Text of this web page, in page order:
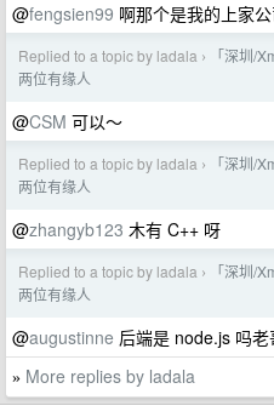
@fengsien99 啊那个是我的上家
Replied to a topic by ladala ›
「深圳/
两位有缘人
@CSM 可以～
Replied to a topic by ladala ›
「深圳/
两位有缘人
@zhangyb123 木有 C++ 呀
Replied to a topic by ladala ›
「深圳/
两位有缘人
@augustinne 后端是 node.js 吗老
» More replies by ladala